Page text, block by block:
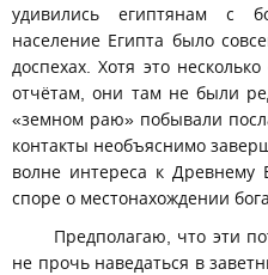
удивились египтянам с
население Египта было
доспехах. Хотя это
отчётам, они там не были
«земном раю» побывали
контакты необъяснимо
волне интереса к Древнему
споре о местонахождении
Предполагаю, что эти
не прочь наведаться в